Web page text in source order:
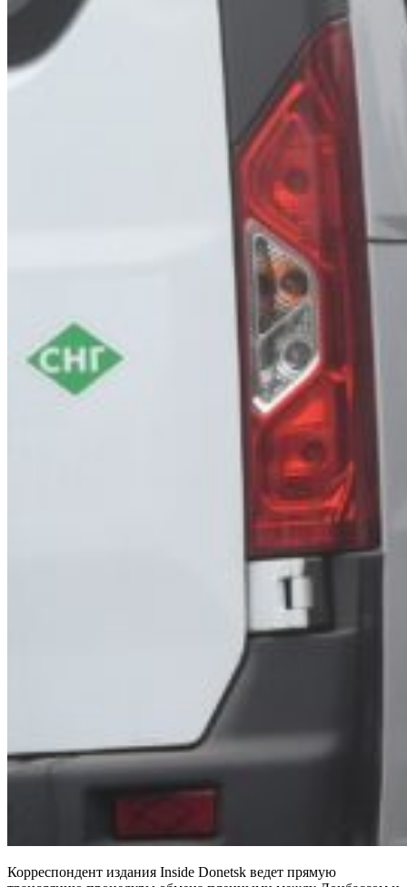
Корреспондент издания Inside Donetsk ведет прямую